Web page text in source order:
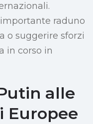
raduno
o suggerire sforzi
in corso in
alle
Europee